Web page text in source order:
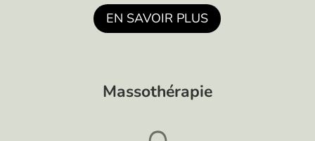
EN SAVOIR PLUS
Massothérapie